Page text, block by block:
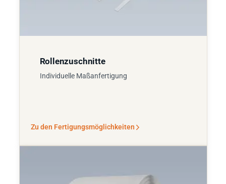
Rollenzuschnitte
Individuelle Maßanfertigung
Zu den Fertigungsmöglichkeiten